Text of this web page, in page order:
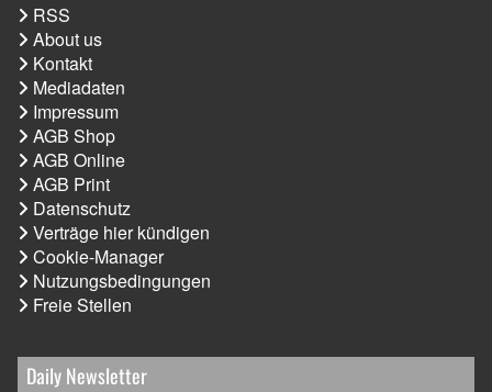
RSS
About us
Kontakt
Mediadaten
Impressum
AGB Shop
AGB Online
AGB Print
Datenschutz
Verträge hier kündigen
Cookie-Manager
Nutzungsbedingungen
Freie Stellen
Daily Newsletter